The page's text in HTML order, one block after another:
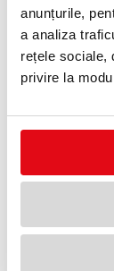
anunțurile,
a analiza
rețele sociale,
privire la
Hartie Colotech+
74,99 lei(pret cu